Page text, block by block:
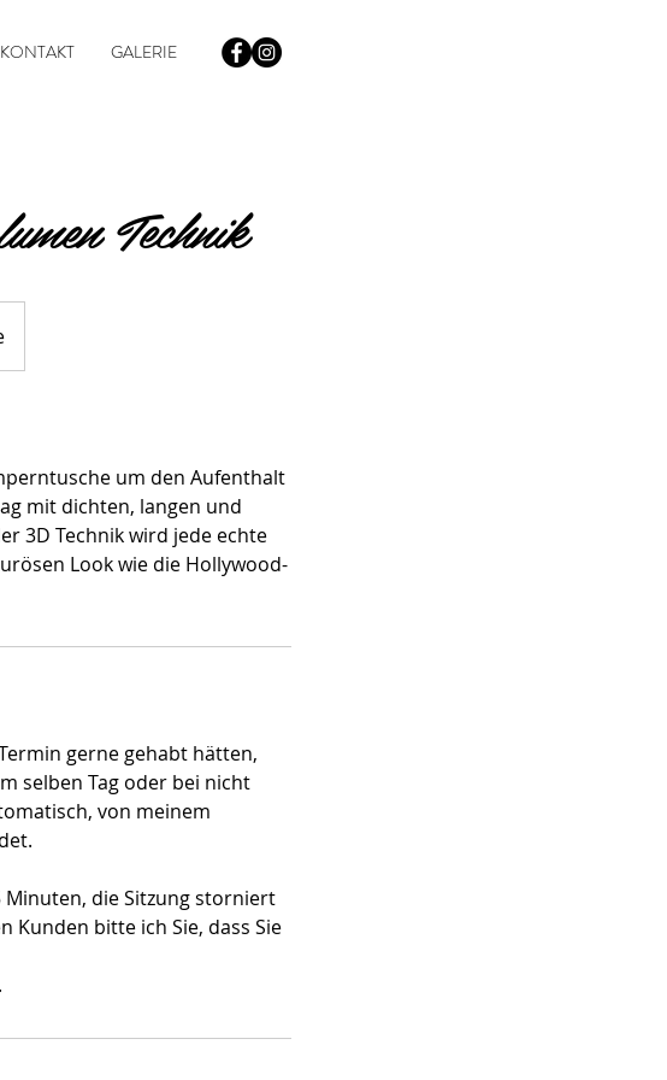
KONTAKT GALERIE
Technik
um den Aufenthalt
mit dichten, langen und
3D Technik wird jede echte
Look wie die Hollywood-
gerne gehabt hätten,
selben Tag oder bei nicht
von meinem
Minuten, die Sitzung storniert
Kunden bitte ich Sie, dass Sie